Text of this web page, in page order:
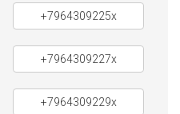
+7964309225x
+7964309227x
+7964309229x